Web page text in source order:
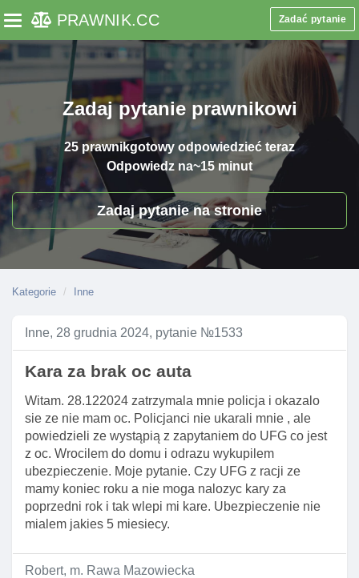
Toggle navigation
PRAWNIK.CC Zadać pytanie
Zadaj pytanie prawnikowi
25 prawnikgotowy odpowiedzieć teraz
Odpowiedz na~15 minut
Zadaj pytanie na stronie
Kategorie Inne
Inne, 28 grudnia 2024, pytanie №1533
Kara za brak oc auta
Witam. 28.122024 zatrzymala mnie policja i okazalo
sie ze nie mam oc. Policjanci nie ukarali mnie , ale
powiedzieli ze wystąpią z zapytaniem do UFG co jest
z oc. Wrocilem do domu i odrazu wykupilem
ubezpieczenie. Moje pytanie. Czy UFG z racji ze
mamy koniec roku a nie moga nalozyc kary za
poprzedni rok i tak wlepi mi kare. Ubezpieczenie nie
mialem jakies 5 miesiecy.
Robert, m. Rawa Mazowiecka